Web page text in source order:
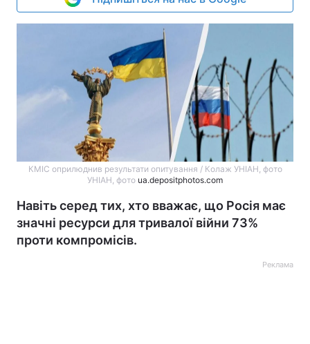
КМІС оприлюднив результати опитування / Колаж УНІАН, фото
УНІАН, фото ua.depositphotos.com
Навіть серед тих, хто вважає, що Росія має
значні ресурси для тривалої війни 73%
проти компромісів.
Реклама